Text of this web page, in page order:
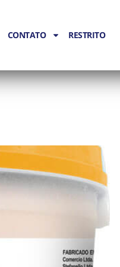
CONTATO RESTRITO